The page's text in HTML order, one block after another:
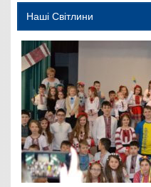
Наші Світлини